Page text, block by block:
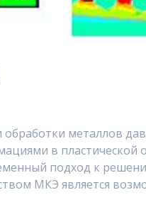
металлов
в пластической
подход к
МКЭ является